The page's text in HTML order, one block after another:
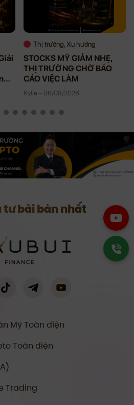
Thị trường, Xu hướng
STOCKS MỸ GIẢM NHẸ,
THỊ TRƯỜNG CHỜ BÁO
CÁO VIỆC LÀM
Kylie - 06/08/2026
tư bài bản nhất
Mỹ Toàn diện
Toàn diện
Trading